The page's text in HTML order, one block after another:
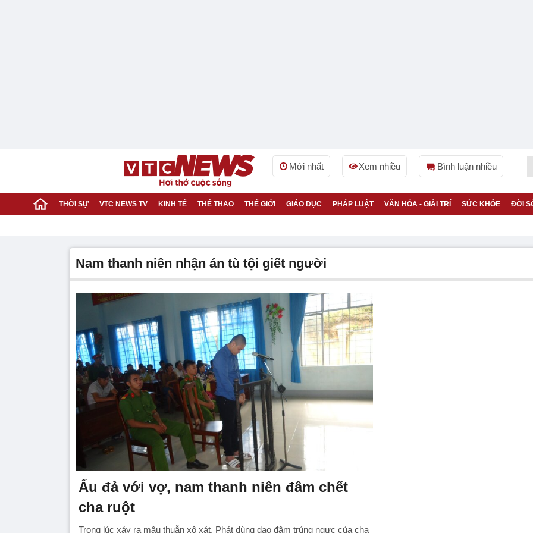
Mới nhất Xem nhiều Bình luận nhiều
THỜI SỰ VTC NEWS TV KINH TẾ THỂ THAO THẾ GIỚI GIÁO DỤC PHÁP LUẬT VĂN HÓA - GIẢI TRÍ SỨC KHỎE ĐỜI
nam thanh niên nhận án tù tội giết người
Ẩu đả với vợ, nam thanh niên đâm chết
cha ruột
Trong lúc xảy ra mâu thuẫn xô xát, Phát dùng dao đâm trúng ngực của cha